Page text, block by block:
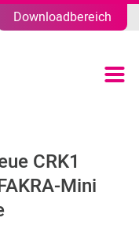
Downloadbereich
CRK1
Mini
DE